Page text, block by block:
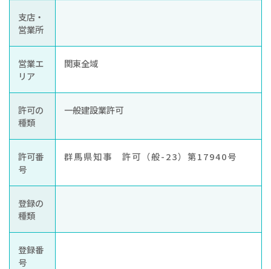
支店・
営業所
営業エ
リア
関東全域
許可の
種類
一般建設業許可
許可番
号
群馬県知事 許可（般-23）第17940号
登録の
種類
登録番
号